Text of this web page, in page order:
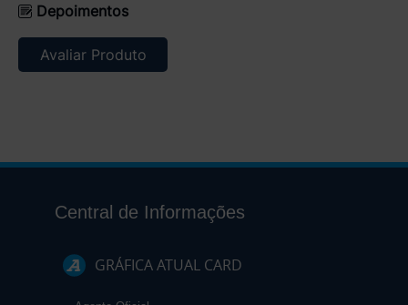
Depoimentos
Avaliar Produto
Central de Informações
GRÁFICA ATUAL CARD